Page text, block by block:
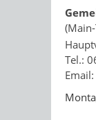
Tel.:
Email: